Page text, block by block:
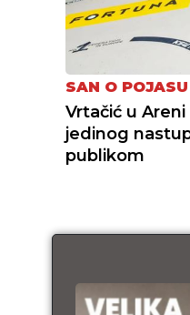
SAN O POJASU
Vrtačić u
jedinog
publikom